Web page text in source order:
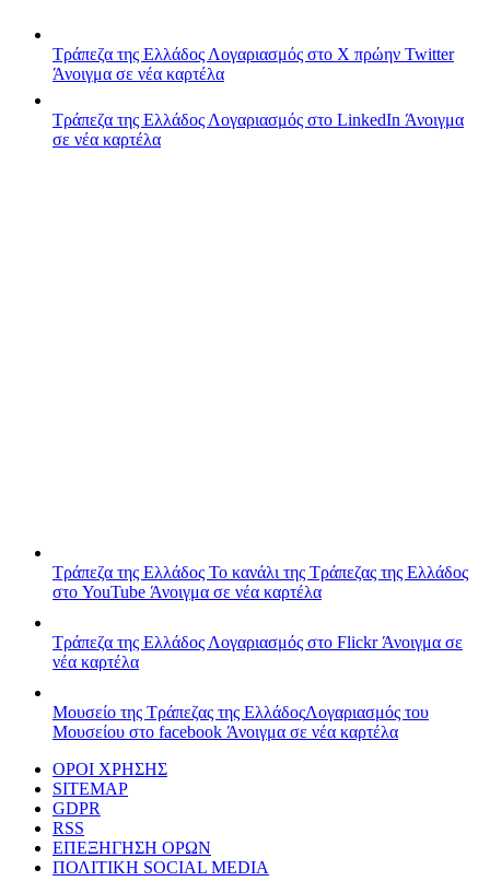
Τράπεζα της Ελλάδος Λογαριασμός στο X πρώην Twitter
Άνοιγμα σε νέα καρτέλα
Τράπεζα της Ελλάδος Λογαριασμός στο LinkedIn Άνοιγμα
σε νέα καρτέλα
Τράπεζα της Ελλάδος Το κανάλι της Τράπεζας της Ελλάδος
στο YouTube Άνοιγμα σε νέα καρτέλα
Τράπεζα της Ελλάδος Λογαριασμός στο FlickrΆνοιγμα σε
νέα καρτέλα
Μουσείο της Τράπεζας της ΕλλάδοςΛογαριασμός του
Μουσείου στο facebook Άνοιγμα σε νέα καρτέλα
ΟΡΟΙ ΧΡΗΣΗΣ
SITEMAP
GDPR
RSS
ΕΠΕΞΗΓΗΣΗ ΟΡΩΝ
ΠΟΛΙΤΙΚΗ SOCIAL MEDIA